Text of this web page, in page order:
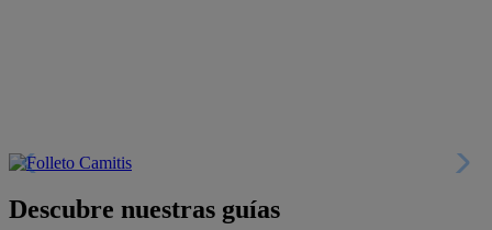
Descubre nuestras guías